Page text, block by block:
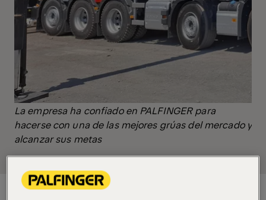
La empresa ha confiado en PALFINGER para
hacerse con una de las mejores grúas del mercado y
alcanzar sus metas